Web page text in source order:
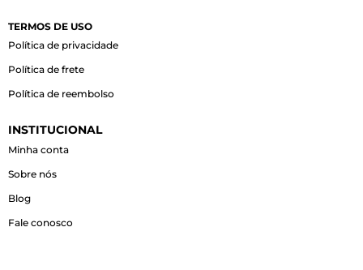
TERMOS DE USO
Política de privacidade
Política de frete
Política de reembolso
INSTITUCIONAL
Minha conta
Sobre nós
Blog
Fale conosco